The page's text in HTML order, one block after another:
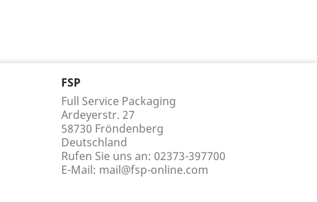
FSP
Full Service Packaging
Ardeyerstr. 27
58730 Fröndenberg
Deutschland
Rufen Sie uns an: 02373-397700
E-Mail: mail@fsp-online.com